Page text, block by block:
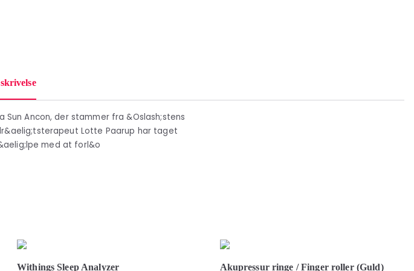
Ancon, der stammer fra &Oslash;stens
Lotte Paarup har taget
med at forl&o
Withings Sleep Analyzer Akupressur ringe / Finger roller (Guld)